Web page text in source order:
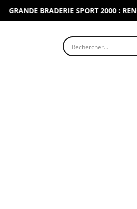
GRANDE BRADERIE SPORT 2000 :
Rechercher un